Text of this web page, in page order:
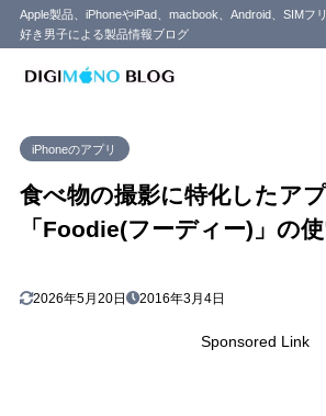
Apple製品、iPhoneやiPad、macbook、Android、SIMフ
好き男子による製品情報ブログ
iPhoneのアプリ
食べ物の撮影に特化したア
「Foodie(フーディー)」の
2026年5月20日 2016年3月4日
Sponsored Link
目次
1.1 「Foodie(フーディー)」の使い方
1.2 カメラロールから選択して加工する方法
2 まとめ